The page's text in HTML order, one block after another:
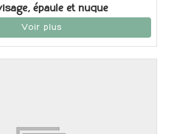
épaule et nuque
Voir plus